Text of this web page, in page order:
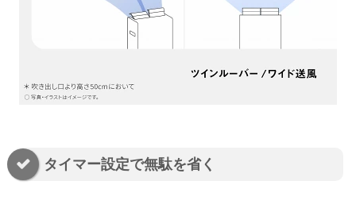
タイマー設定で無駄を省く